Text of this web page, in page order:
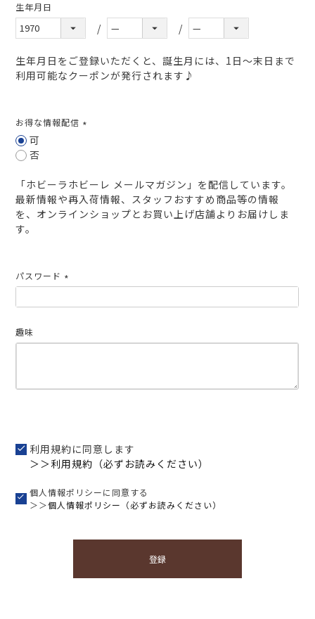
生年月日
生年月日をご登録いただくと、誕生月には、1日～末日まで
利用可能なクーポンが発行されます♪
お得な情報配信
可
否
「ホビーラホビーレ メールマガジン」を配信しています。
最新情報や再入荷情報、スタッフおすすめ商品等の情報
を、オンラインショップとお買い上げ店舗よりお届けしま
す。
パスワード
須)
趣味
利用規約に同意します
＞＞利用規約（必ずお読みください）
個人情報ポリシーに同意する
＞＞個人情報ポリシー（必ずお読みください）
登録